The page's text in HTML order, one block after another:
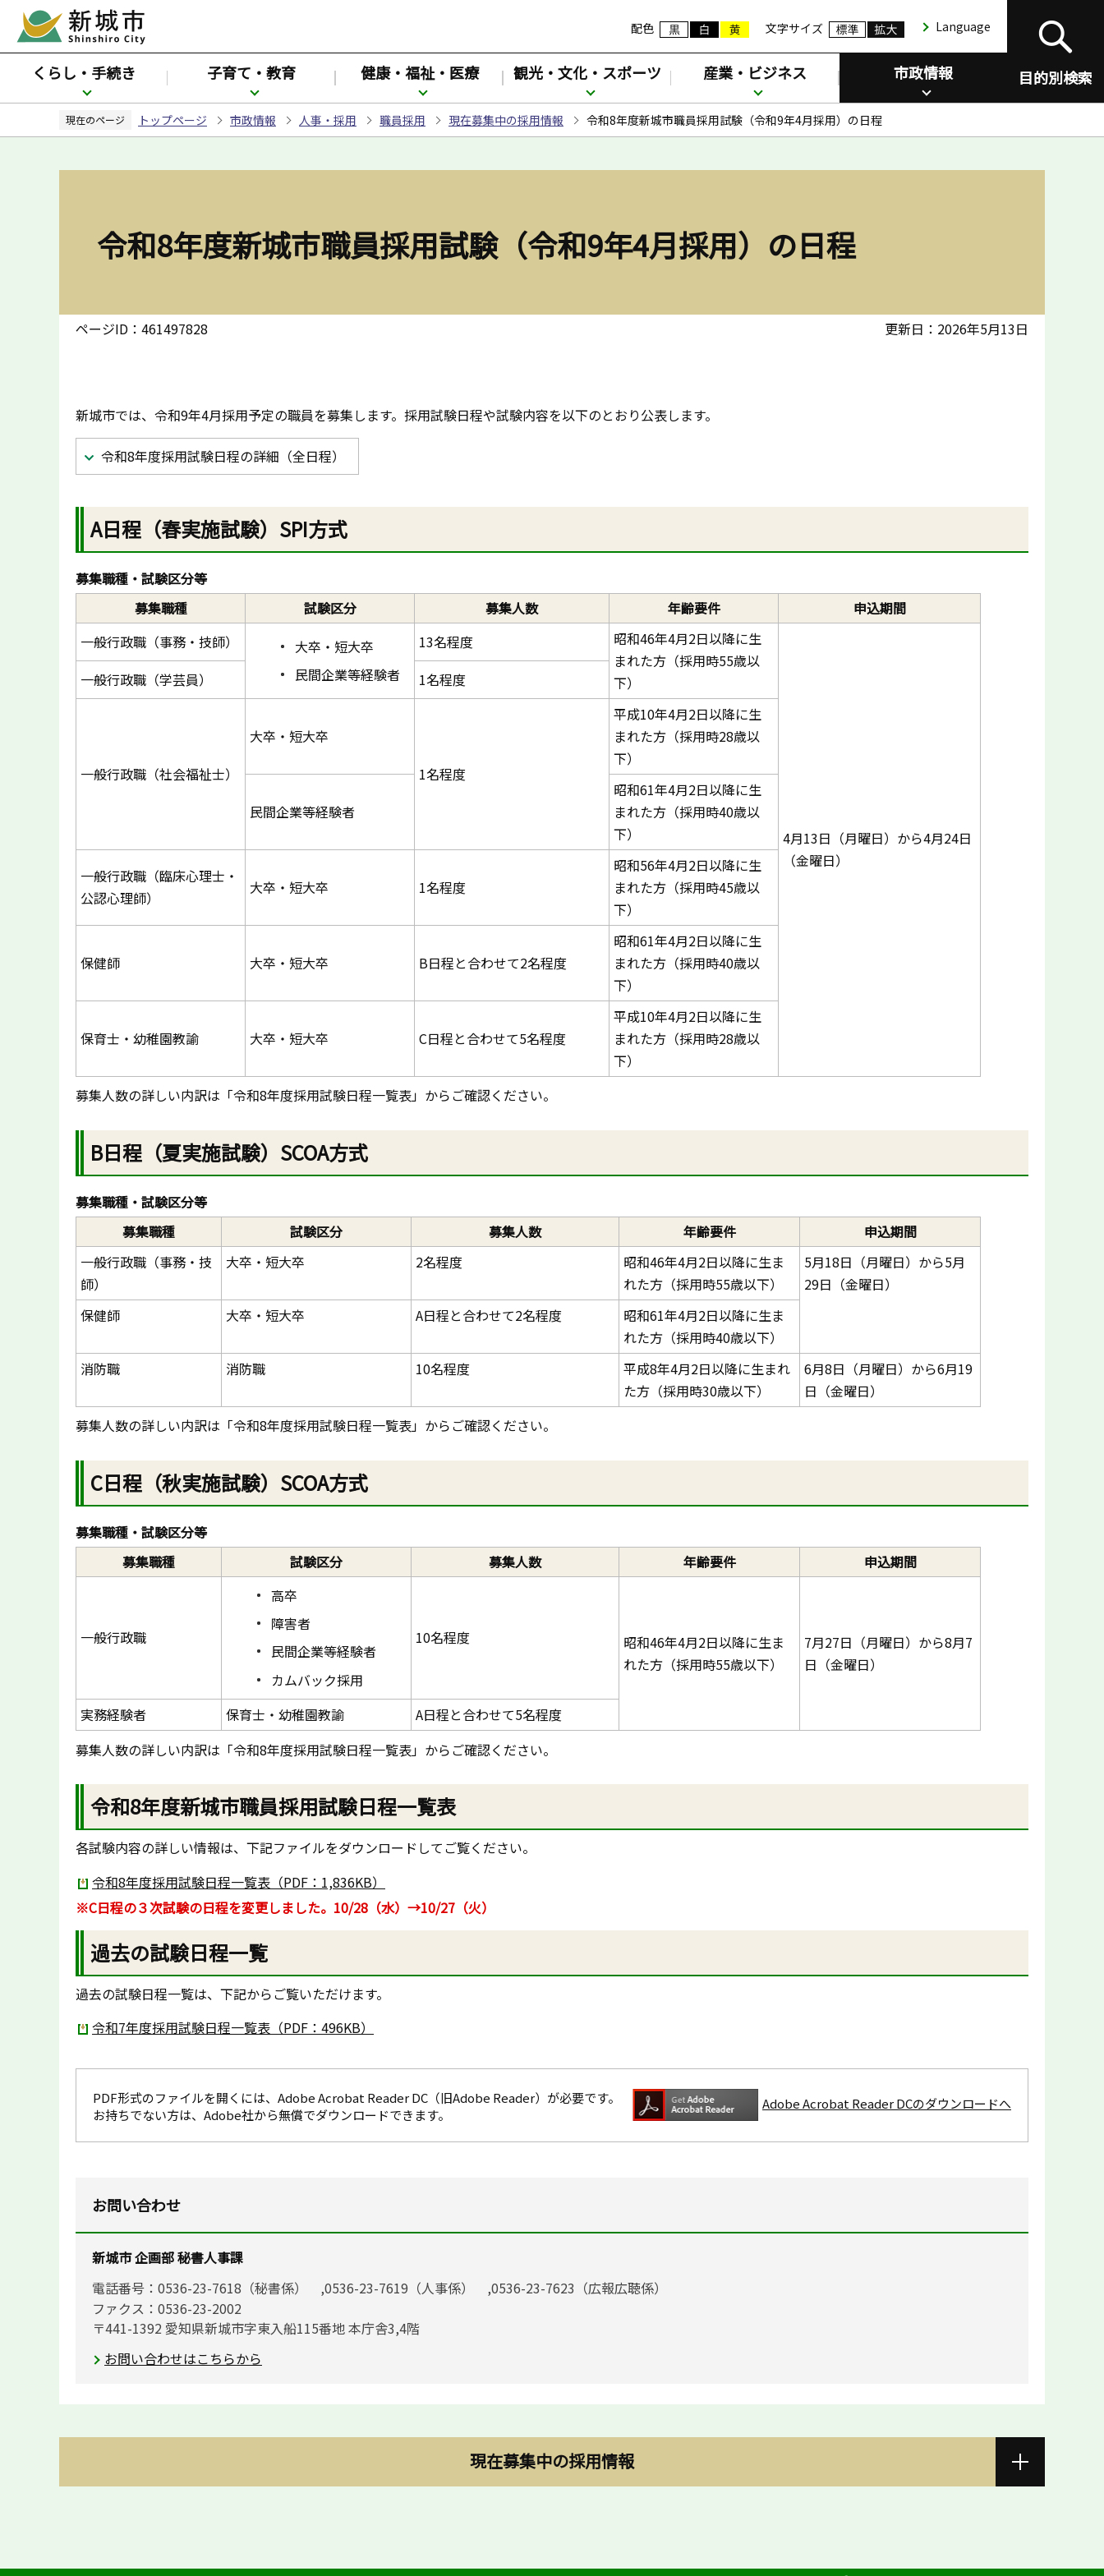
ペ
ジ
先
配色 文字サイズ Language
目的別検索
くらし・手続き 子育て・教育 健康・福祉・医療 観光・文化・スポーツ 産業・ビジネス 市政情報
現在のページ トップページ 市政情報 人事・採用 職員採用 現在募集中の採用情報 令和8年度新城市職員採用試験（令和9年4月採用）の日程
令和8年度新城市職員採用試験（令和9年4月採用）の日程
ページID：461497828 更新日：2026年5月13日
新城市では、令和9年4月採用予定の職員を募集します。採用試験日程や試験内容を以下のとおり公表します。
令和8年度採用試験日程の詳細（全日程）
A日程（春実施試験）SPI方式
募集職種・試験区分等
募集職種
試験区分 募集人数 年齢要件
申込期間
一般行政職（事務・技師）
大卒・短大卒
民間企業等経験者
13名程度
昭和46年4月2日以降に生
まれた方（採用時55歳以
下）
4月13日（月曜日）から4月24日
（金曜日）
一般行政職（学芸員） 1名程度
一般行政職（社会福祉士）
大卒・短大卒
1名程度
平成10年4月2日以降に生
まれた方（採用時28歳以
下）
民間企業等経験者
昭和61年4月2日以降に生
まれた方（採用時40歳以
下）
一般行政職（臨床心理士・
公認心理師）
大卒・短大卒 1名程度
昭和56年4月2日以降に生
まれた方（採用時45歳以
下）
保健師 大卒・短大卒 B日程と合わせて2名程度
昭和61年4月2日以降に生
まれた方（採用時40歳以
下）
保育士・幼稚園教諭 大卒・短大卒 C日程と合わせて5名程度
平成10年4月2日以降に生
まれた方（採用時28歳以
下）
募集人数の詳しい内訳は「令和8年度採用試験日程一覧表」からご確認ください。
B日程（夏実施試験）SCOA方式
募集職種・試験区分等
募集職種
試験区分 募集人数 年齢要件
申込期間
一般行政職（事務・技
師）
大卒・短大卒 2名程度
昭和46年4月2日以降に生ま
れた方（採用時55歳以下）
5月18日（月曜日）から5月
29日（金曜日）
保健師
大卒・短大卒 A日程と合わせて2名程度
昭和61年4月2日以降に生ま
れた方（採用時40歳以下）
消防職
消防職 10名程度
平成8年4月2日以降に生まれ
た方（採用時30歳以下）
6月8日（月曜日）から6月19
日（金曜日）
募集人数の詳しい内訳は「令和8年度採用試験日程一覧表」からご確認ください。
C日程（秋実施試験）SCOA方式
募集職種・試験区分等
募集職種
試験区分 募集人数 年齢要件 申込期間
一般行政職
高卒
障害者
民間企業等経験者
カムバック採用
10名程度
昭和46年4月2日以降に生ま
れた方（採用時55歳以下）
7月27日（月曜日）から8月7
日（金曜日）
実務経験者 保育士・幼稚園教諭
A日程と合わせて5名程度
募集人数の詳しい内訳は「令和8年度採用試験日程一覧表」からご確認ください。
令和8年度新城市職員採用試験日程一覧表
各試験内容の詳しい情報は、下記ファイルをダウンロードしてご覧ください。
令和8年度採用試験日程一覧表（PDF：1,836KB）
※C日程の３次試験の日程を変更しました。10/28（水）→10/27（火）
過去の試験日程一覧
過去の試験日程一覧は、下記からご覧いただけます。
令和7年度採用試験日程一覧表（PDF：496KB）
PDF形式のファイルを開くには、Adobe Acrobat Reader DC（旧Adobe Reader）が必要です。
お持ちでない方は、Adobe社から無償でダウンロードできます。
Adobe Acrobat Reader DCのダウンロードへ
お問い合わせ
新城市 企画部 秘書人事課
電話番号：0536-23-7618（秘書係） ,0536-23-7619（人事係） ,0536-23-7623（広報広聴係）
ファクス：0536-23-2002
〒441-1392 愛知県新城市字東入船115番地 本庁舎3,4階
お問い合わせはこちらから
現在募集中の採用情報